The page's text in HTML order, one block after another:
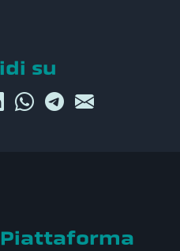
su
Piattaforma